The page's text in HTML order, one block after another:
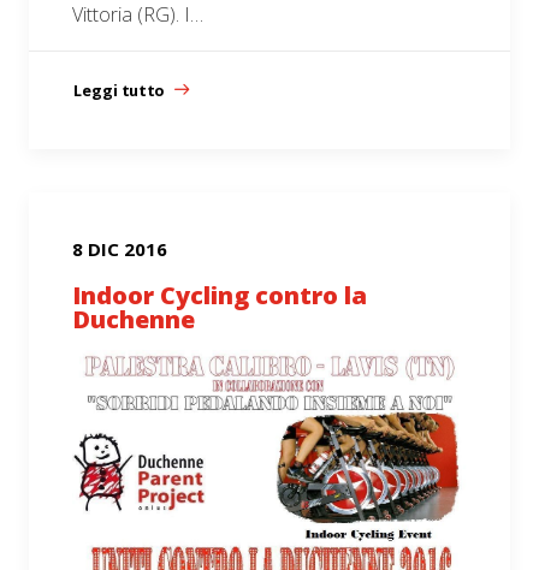
Vittoria (RG). I…
Leggi tutto
8 DIC 2016
Indoor Cycling contro la
Duchenne